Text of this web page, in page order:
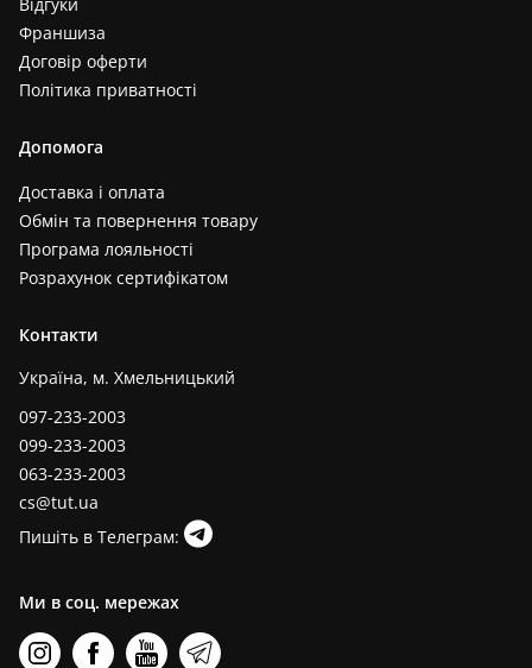
Франшиза
Договір оферти
Політика приватності
Допомога
Доставка і оплата
Обмін та повернення товару
Програма лояльності
Розрахунок сертифікатом
Контакти
Україна, м. Хмельницький
097-233-2003
099-233-2003
063-233-2003
cs@tut.ua
Пишіть в Телеграм:
Ми в соц. мережах